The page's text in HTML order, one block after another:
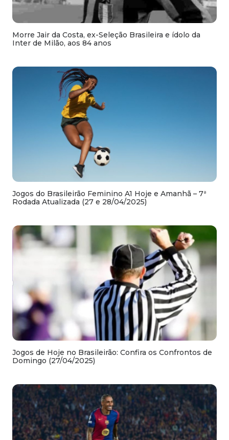
Morre Jair da Costa, ex-Seleção Brasileira e ídolo da
Inter de Milão, aos 84 anos
Jogos do Brasileirão Feminino A1 Hoje e Amanhã – 7ª
Rodada Atualizada (27 e 28/04/2025)
Jogos de Hoje no Brasileirão: Confira os Confrontos de
Domingo (27/04/2025)